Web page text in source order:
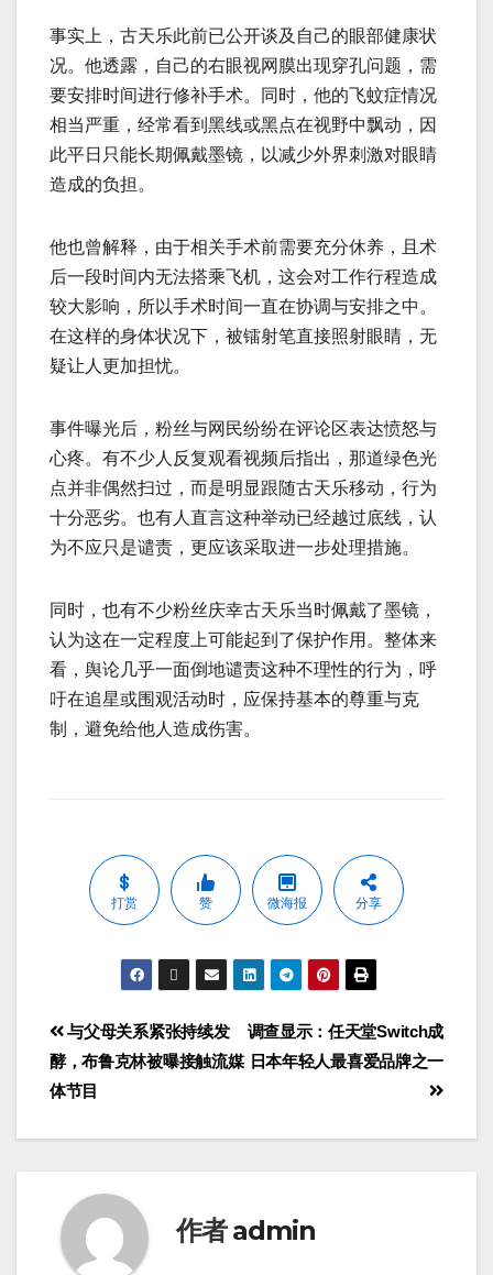
事实上，古天乐此前已公开谈及自己的眼部健康状
况。他透露，自己的右眼视网膜出现穿孔问题，需
要安排时间进行修补手术。同时，他的飞蚊症情况
相当严重，经常看到黑线或黑点在视野中飘动，因
此平日只能长期佩戴墨镜，以减少外界刺激对眼睛
造成的负担。
他也曾解释，由于相关手术前需要充分休养，且术
后一段时间内无法搭乘飞机，这会对工作行程造成
较大影响，所以手术时间一直在协调与安排之中。
在这样的身体状况下，被镭射笔直接照射眼睛，无
疑让人更加担忧。
事件曝光后，粉丝与网民纷纷在评论区表达愤怒与
心疼。有不少人反复观看视频后指出，那道绿色光
点并非偶然扫过，而是明显跟随古天乐移动，行为
十分恶劣。也有人直言这种举动已经越过底线，认
为不应只是谴责，更应该采取进一步处理措施。
同时，也有不少粉丝庆幸古天乐当时佩戴了墨镜，
认为这在一定程度上可能起到了保护作用。整体来
看，舆论几乎一面倒地谴责这种不理性的行为，呼
吁在追星或围观活动时，应保持基本的尊重与克
制，避免给他人造成伤害。
打赏 赞 微海报 分享
调查显示：任天堂Switch成
日本年轻人最喜爱品牌之一
与父母关系紧张持续发
酵，布鲁克林被曝接触流媒
体节目
作者admin